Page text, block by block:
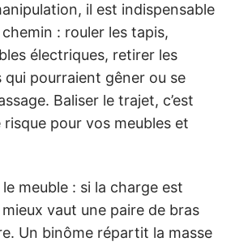
il est indispensable
: rouler les tapis,
électriques, retirer les
qui pourraient gêner ou se
Baliser le trajet, c’est
risque pour vos meubles et
meuble : si la charge est
vaut une paire de bras
Un binôme répartit la masse